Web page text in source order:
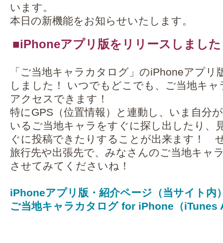
います。
本日の新機能をお知らせいたします。
■iPhoneアプリ版をリリースしまし
「ご当地キャラカタログ」のiPhoneアプリ
しました！ いつでもどこでも、ご当地キャ
アクセスできます！
特にGPS（位置情報）と連動し、いま自分
いるご当地キャラをすぐに探し出したり、
ぐに投稿できたりすることが出来ます！
旅行先や出張先で、みなさんのご当地キャ
させてみてくださいね！
iPhoneアプリ版・紹介ページ（当サイト内
ご当地キャラカタログ for iPhone（iTunes